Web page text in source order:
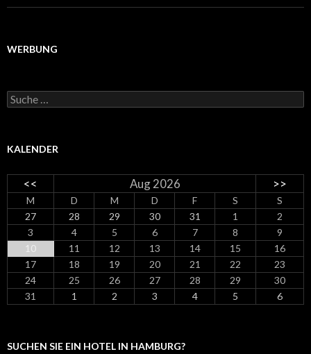
WERBUNG
Suche nach:
KALENDER
<< Aug 2026 >>
M D M D F S
S
27
28 29 30 31 1
2
3
4 5 6 7 8
9
10
11 12 13 14 15
16
17
18 19 20 21 22
23
24
25 26 27 28 29
30
31
1 2 3 4 5 6
SUCHEN SIE EIN HOTEL IN HAMBURG?